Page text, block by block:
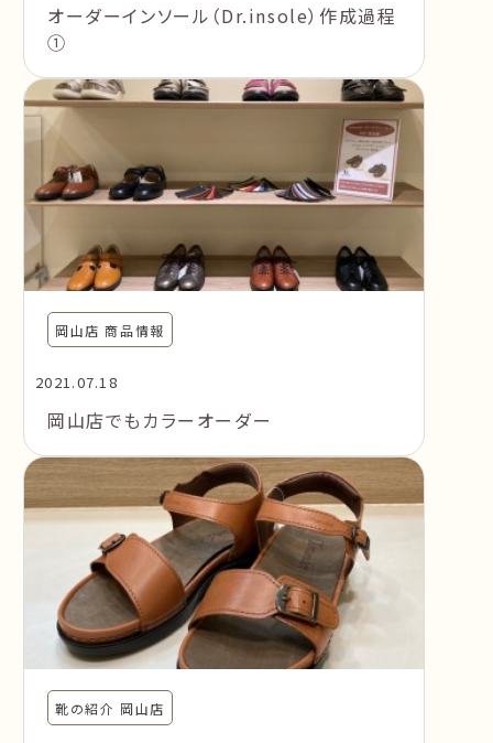
オーダーインソール（Dr.insole）作成過程
①
岡山店 商品情報
2021.07.18
岡山店でもカラーオーダー
靴の紹介 岡山店